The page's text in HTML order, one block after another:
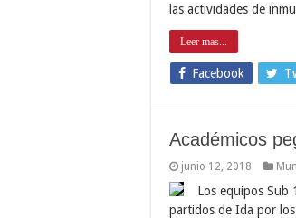
las actividades de
Leer mas...
Facebook
Académicos
junio 12, 2018
Los equipos Sub
partidos de Ida por